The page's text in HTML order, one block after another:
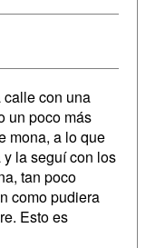
calle con una
un poco más
mona, a lo que
la seguí con los
tan poco
como pudiera
Esto es